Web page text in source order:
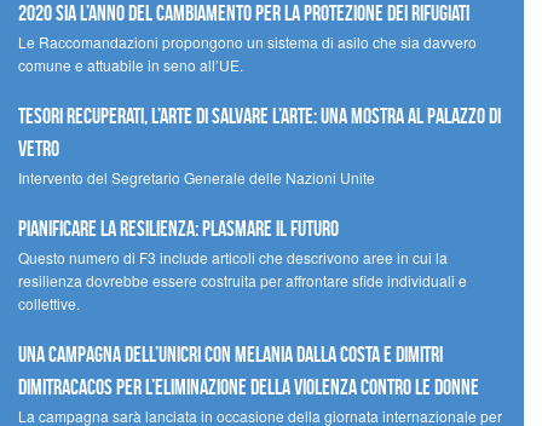
2020 sia l’anno del cambiamento per la protezione dei rifugiati
Le Raccomandazioni propongono un sistema di asilo che sia davvero
comune e attuabile in seno all’UE.
Tesori recuperati, l’arte di salvare l’arte: una mostra al Palazzo di
Vetro
Intervento del Segretario Generale delle Nazioni Unite
Pianificare la resilienza: plasmare il futuro
Questo numero di F3 include articoli che descrivono aree in cui la
resilienza dovrebbe essere costruita per affrontare sfide individuali e
collettive.
Una campagna dell’UNICRI con Melania Dalla Costa e Dimitri
Dimitracacos per l’eliminazione della violenza contro le donne
La campagna sarà lanciata in occasione della giornata internazionale per